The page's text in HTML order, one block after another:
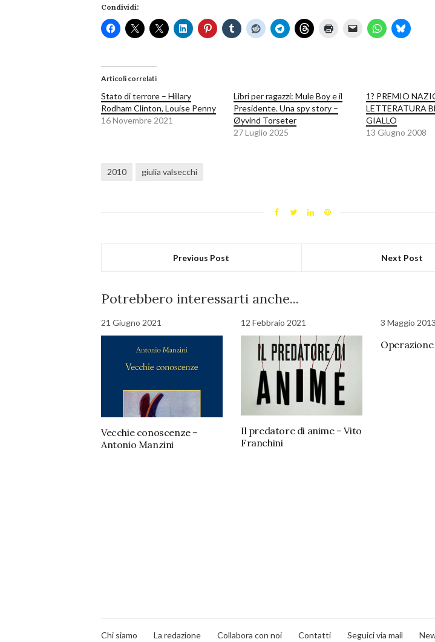
Condividi:
Articoli correlati
Stato di terrore – Hillary
Rodham Clinton, Louise Penny
16 Novembre 2021
Libri per ragazzi: Mule Boy e il
Presidente. Una spy story –
Øyvind Torseter
27 Luglio 2025
1? PREMIO
LETTERATURA
GIALLO
13 Giugno 2008
2010 giulia valsecchi
Previous Post Next Post
Potrebbero interessarti anche...
21 Giugno 2021
Vecchie conoscenze –
Antonio Manzini
12 Febbraio 2021
Il predatore di anime – Vito
Franchini
3 Maggio 2013
Chi siamo La redazione Collabora con noi Contatti Seguici via mail